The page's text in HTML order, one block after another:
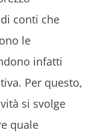
conti che
le
infatti
Per questo,
si svolge
quale